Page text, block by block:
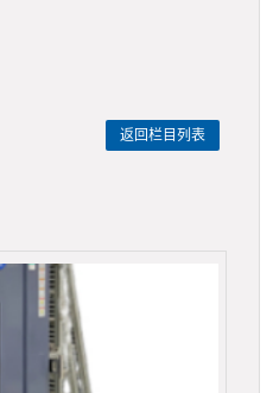
返回栏目列表